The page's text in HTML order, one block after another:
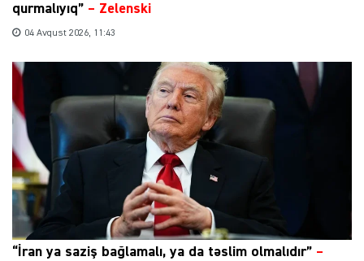
qurmalıyıq” – Zelenski
04 Avqust 2026, 11:43
“İran ya saziş bağlamalı, ya da təslim olmalıdır” –